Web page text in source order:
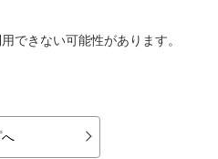
できない可能性があります。